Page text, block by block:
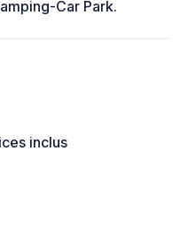
Car Park.
inclus